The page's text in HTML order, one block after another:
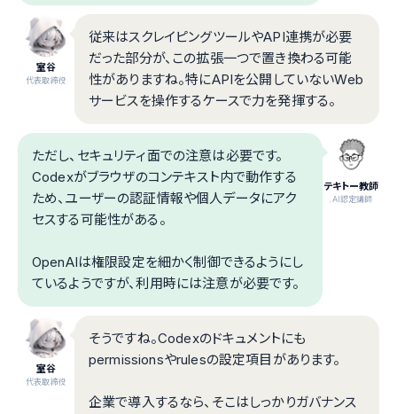
室谷
代表取締役
従来はスクレイピングツールやAPI連携が必要
だった部分が、この拡張一つで置き換わる可能
性がありますね。特にAPIを公開していないWeb
サービスを操作するケースで力を発揮する。
テキトー教師
.AI認定講師
ただし、セキュリティ面での注意は必要です。
Codexがブラウザのコンテキスト内で動作する
ため、ユーザーの認証情報や個人データにアク
セスする可能性がある。
OpenAIは権限設定を細かく制御できるようにし
ているようですが、利用時には注意が必要です。
室谷
代表取締役
そうですね。Codexのドキュメントにも
permissionsやrulesの設定項目があります。
企業で導入するなら、そこはしっかりガバナンス